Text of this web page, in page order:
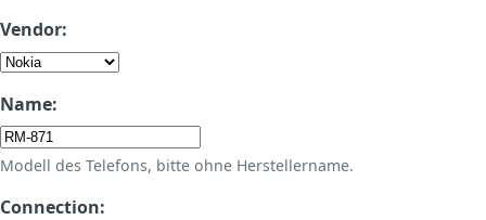
Vendor:
Name:
Modell des Telefons, bitte ohne Herstellername.
Connection: